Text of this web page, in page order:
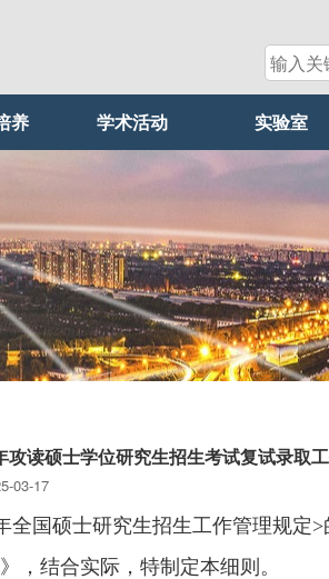
养 学术活动 实验室
读硕士学位研究生招生考试复试录取
03-17
国硕士研究生招生工作管理规定
，结合实际，特制定本细则。